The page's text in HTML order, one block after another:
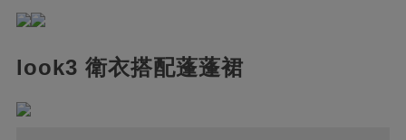
look3 衛衣搭配蓬蓬裙